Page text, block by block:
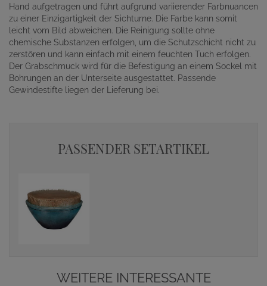
Hand aufgetragen und führt aufgrund variierender Farbnuancen
zu einer Einzigartigkeit der Sichturne. Die Farbe kann somit
leicht vom Bild abweichen. Die Reinigung sollte ohne
chemische Substanzen erfolgen, um die Schutzschicht nicht zu
zerstören und kann einfach mit einem feuchten Tuch erfolgen.
Der Grabschmuck wird für die Befestigung an einem Sockel mit
Bohrungen an der Unterseite ausgestattet. Passende
Gewindestifte liegen der Lieferung bei.
PASSENDER SETARTIKEL
WEITERE INTERESSANTE